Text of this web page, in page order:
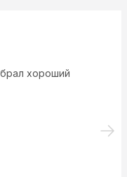
хороший